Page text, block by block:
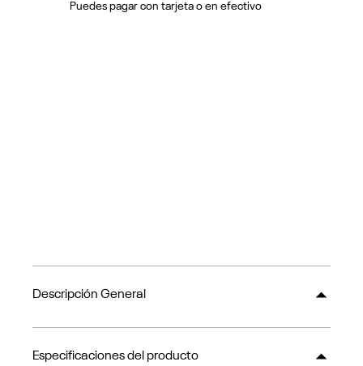
Puedes pagar con tarjeta o en efectivo
Descripción General
Especificaciones del producto